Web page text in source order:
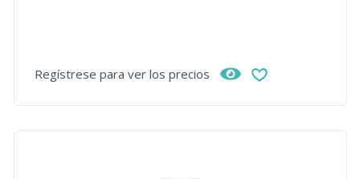
Regístrese para ver los precios